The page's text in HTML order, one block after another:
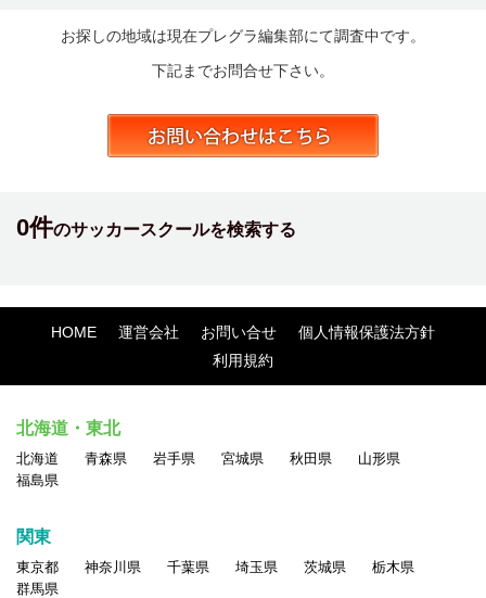
お探しの地域は現在プレグラ編集部にて調査中です。
下記までお問合せ下さい。
0件のサッカースクールを検索する
HOME 運営会社 お問い合せ
個人情報保護法方針
利用規約
北海道・東北
北海道 青森県 岩手県 宮城県 秋田県
山形県
福島県
関東
東京都 神奈川県 千葉県 埼玉県 茨城県
栃木県
群馬県